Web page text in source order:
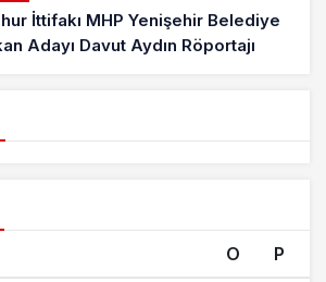
İttifakı MHP Yenişehir Belediye
Adayı Davut Aydın Röportajı
O P